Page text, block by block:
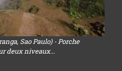
Sao Paulo) - Porche
deux niveaux...